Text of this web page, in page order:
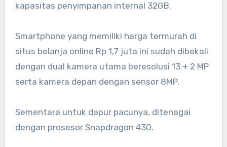
kapasitas penyimpanan internal 32GB.
Smartphone yang memiliki harga termurah di
situs belanja online Rp 1,7 juta ini sudah dibekali
dengan dual kamera utama beresolusi 13 + 2 MP
serta kamera depan dengan sensor 8MP.
Sementara untuk dapur pacunya, ditenagai
dengan prosesor Snapdragon 430.